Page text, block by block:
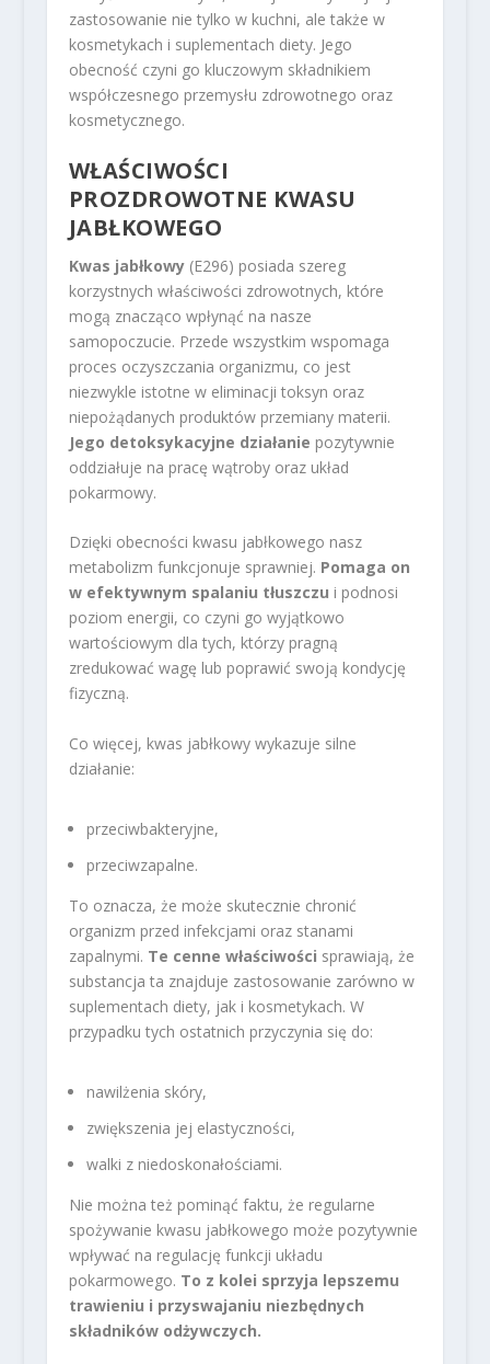
zastosowanie nie tylko w kuchni, ale także w
kosmetykach i suplementach diety. Jego
obecność czyni go kluczowym składnikiem
współczesnego przemysłu zdrowotnego oraz
kosmetycznego.
WŁAŚCIWOŚCI
PROZDROWOTNE KWASU
JABŁKOWEGO
Kwas jabłkowy(E296) posiada szereg
korzystnych właściwości zdrowotnych, które
mogą znacząco wpłynąć na nasze
samopoczucie. Przede wszystkim wspomaga
proces oczyszczania organizmu, co jest
niezwykle istotne w eliminacji toksyn oraz
niepożądanych produktów przemiany materii.
Jego detoksykacyjne działanie pozytywnie
oddziałuje na pracę wątroby oraz układ
pokarmowy.
Dzięki obecności kwasu jabłkowego nasz
metabolizm funkcjonuje sprawniej. Pomaga on
w efektywnym spalaniu tłuszczu i podnosi
poziom energii, co czyni go wyjątkowo
wartościowym dla tych, którzy pragną
zredukować wagę lub poprawić swoją kondycję
fizyczną.
Co więcej, kwas jabłkowy wykazuje silne
działanie:
przeciwbakteryjne,
przeciwzapalne.
To oznacza, że może skutecznie chronić
organizm przed infekcjami oraz stanami
zapalnymi. Te cenne właściwości sprawiają, że
substancja ta znajduje zastosowanie zarówno w
suplementach diety, jak i kosmetykach. W
przypadku tych ostatnich przyczynia się do:
nawilżenia skóry,
zwiększenia jej elastyczności,
walki z niedoskonałościami.
Nie można też pominąć faktu, że regularne
spożywanie kwasu jabłkowego może pozytywnie
wpływać na regulację funkcji układu
pokarmowego. To z kolei sprzyja lepszemu
trawieniu i przyswajaniu niezbędnych
składników odżywczych.